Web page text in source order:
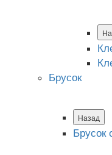
Брусок
Назад
Брусок